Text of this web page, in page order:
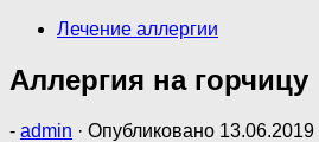
Лечение аллергии
Аллергия на горчицу
- admin · Опубликовано 13.06.2019